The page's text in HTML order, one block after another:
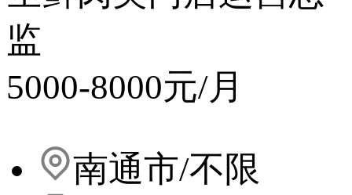
监
5000-8000元/月
南通市/不限